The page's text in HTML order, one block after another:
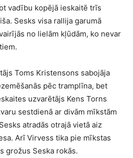
vadību kopējā ieskaitē trīs
Sesks visa rallija garumā
no lielām kļūdām, ko nevar
Toms Kristensons sabojāja
pēc tramplīna, bet
uzvarētājs Kens Torns
sestdienā ar divām mīkstām
atradās otrajā vietā aiz
Arī Virvess tika pie mīkstas
grožus Seska rokās.